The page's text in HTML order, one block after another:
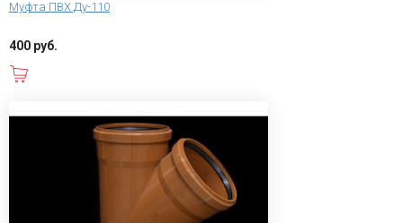
Муфта ПВХ Ду-110
400 руб.